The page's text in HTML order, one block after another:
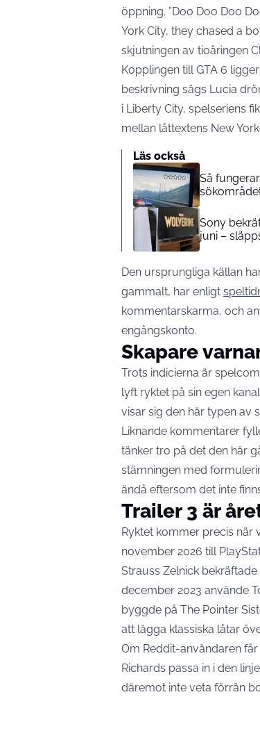
öppning. ”Doo Doo Doo
York City, they chased a
skjutningen av tioåringen
Kopplingen till GTA 6
beskrivning sägs Lucia
i Liberty City, spelseriens
mellan låttextens New
Läs också
Så
Sony
juni –
Den ursprungliga källan
gammalt, har enligt
kommentarskarma, och
engångskonto.
Skapare
Trots indicierna är
lyft ryktet på sin egen
visar sig den här typen av
Liknande kommentarer
tänker tro på det den här
stämningen med
ändå eftersom det inte
Trailer 3 är
Ryktet kommer precis när
november 2026 till
Strauss Zelnick bekräftade
december 2023 använde
byggde på The Pointer
att lägga klassiska låtar
Om Reddit-användaren
Richards passa in i den
däremot inte veta förrän